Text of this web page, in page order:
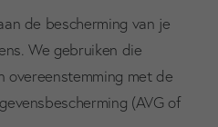
de bescherming van je
We gebruiken die
overeenstemming met de
(AVG of